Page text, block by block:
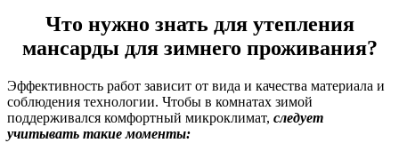
Что нужно знать для утепления
мансарды для зимнего проживания?
Эффективность работ зависит от вида и качества материала и
соблюдения технологии. Чтобы в комнатах зимой
поддерживался комфортный микроклимат, следует
учитывать такие моменты: